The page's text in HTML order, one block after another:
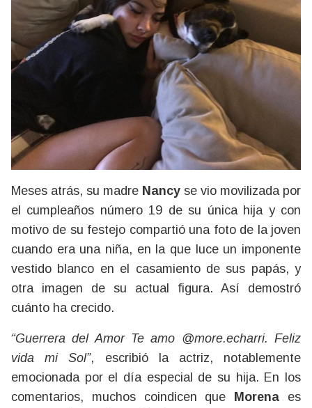
Meses atrás, su madre Nancy se vio movilizada por
el cumpleaños número 19 de su única hija y con
motivo de su festejo compartió una foto de la joven
cuando era una niña, en la que luce un imponente
vestido blanco en el casamiento de sus papás, y
otra imagen de su actual figura. Así demostró
cuánto ha crecido.
“Guerrera del Amor Te amo @more.echarri. Feliz
vida mi Sol”, escribió la actriz, notablemente
emocionada por el día especial de su hija. En los
comentarios, muchos coindicen que Morena es